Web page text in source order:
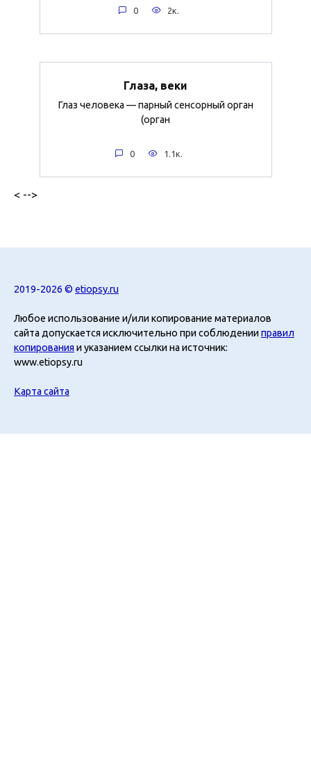
0 2к.
Глаза, веки
Глаз человека — парный сенсорный орган
(орган
0 1.1к.
< -->
2019-2026 © etiopsy.ru
Любое использование и/или копирование материалов
сайта допускается исключительно при соблюденииправил
копирования и указанием ссылки на источник:
www.etiopsy.ru
Карта сайта